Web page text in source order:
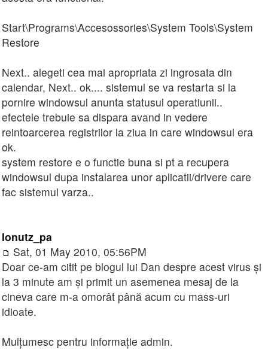
Start\Programs\Accesossories\System Tools\System
Restore
Next.. alegeti cea mai apropriata zi ingrosata din
calendar, Next.. ok.... sistemul se va restarta si la
pornire windowsul anunta statusul operatiunii..
efectele trebuie sa dispara avand in vedere
reintoarcerea registrilor la ziua in care windowsul era
ok.
system restore e o functie buna si pt a recupera
windowsul dupa instalarea unor aplicatii/drivere care
fac sistemul varza..
Ionutz_pa
Sat, 01 May 2010, 05:56PM
Doar ce-am citit pe blogul lui Dan despre acest virus și
la 3 minute am și primit un asemenea mesaj de la
cineva care m-a omorât până acum cu mass-uri
idioate.
Mulțumesc pentru informație admin.